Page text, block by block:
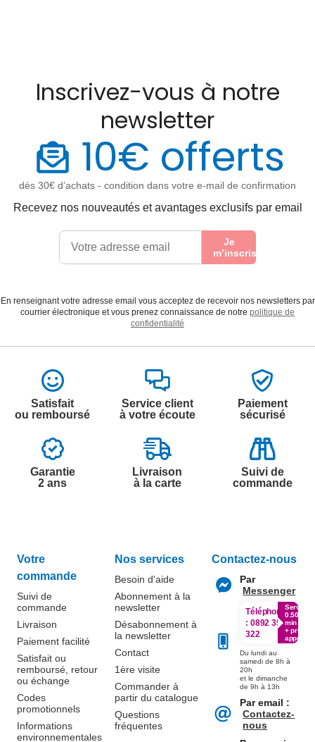
Inscrivez-vous à notre
newsletter
10€ offerts
dès 30€ d’achats - condition dans votre e-mail de confirmation
Recevez nos nouveautés et avantages exclusifs par email
Je
m’inscris
En renseignant votre adresse email vous acceptez de recevoir nos newsletters par
courrier électronique et vous prenez connaissance de notre politique de
confidentialité
Satisfait
ou remboursé
Service client
à votre écoute
Paiement
sécurisé
Garantie
2 ans
Livraison
à la carte
Suivi de
commande
Votre
commande
Suivi de
commande
Livraison
Paiement facilité
Satisfait ou
remboursé, retour
ou échange
Codes
promotionnels
Informations
environnementales
Nos services
Besoin d'aide
Abonnement à la
newsletter
Désabonnement à
la newsletter
Contact
1ère visite
Commander à
partir du catalogue
Questions
fréquentes
Contactez-nous
Par
Messenger
Téléphone
: 0892 350
322
Service
0.50€ /
min
+ prix
appel
Du lundi au
samedi de 8h à
20h
et le dimanche
de 9h à 13h
Par email :
Contactez-
nous